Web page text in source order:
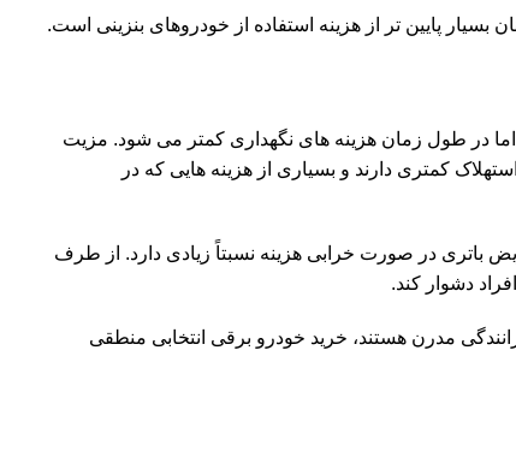
پایین تر از هزینه استفاده از خودروهای بنزینی است.
در طول زمان هزینه های نگهداری کمتر می شود. مزیت
کمتری دارند و بسیاری از هزینه هایی که در
باتری در صورت خرابی هزینه نسبتاً زیادی دارد. از طرف
دشوار کند.
مدرن هستند، خرید خودرو برقی انتخابی منطقی